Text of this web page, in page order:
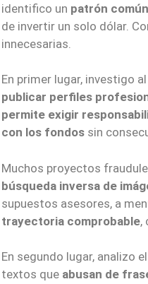
identifico un patrón
de invertir un solo dólar.
innecesarias.
En primer lugar, investigo al
publicar perfiles
permite exigir
con los fondos sin
Muchos proyectos
búsqueda inversa de
supuestos asesores, a
trayectoria comprobable,
En segundo lugar, analizo el
textos que abusan de